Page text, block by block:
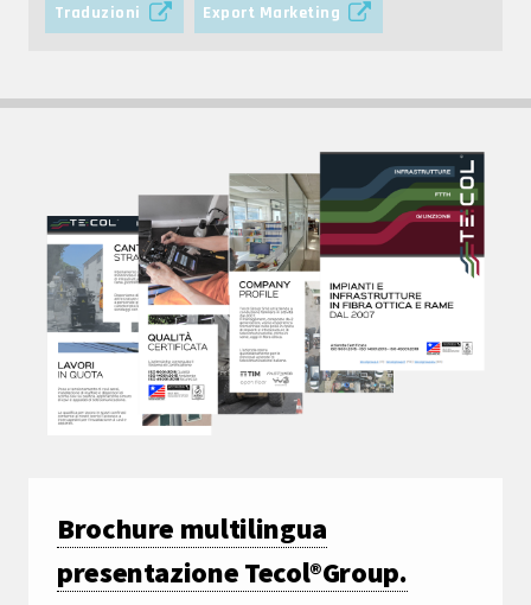
Traduzioni Export Marketing
Brochure multilingua
presentazione Tecol®Group.